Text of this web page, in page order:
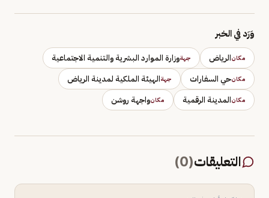
وَرَد في الخبر
مكانالرياض جهةوزارة الموارد البشرية والتنمية الاجتماعية
مكانحي السفارات جهةالهيئة الملكية لمدينة الرياض
مكانالمدينة الرقمية مكانواجهة روشن
التعليقات(
0
)